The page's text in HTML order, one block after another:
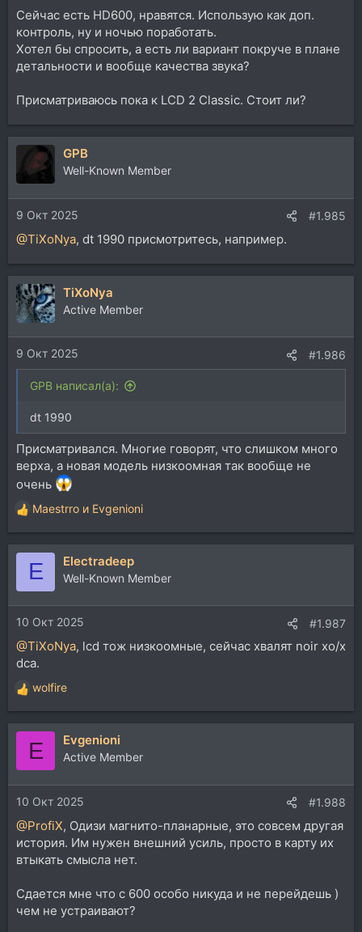
Сейчас есть HD600, нравятся. Использую как доп.
контроль, ну и ночью поработать.
Хотел бы спросить, а есть ли вариант покруче в плане
детальности и вообще качества звука?
Присматриваюсь пока к LCD 2 Classic. Стоит ли?
GPB
Well-Known Member
9 Окт 2025 #1.985
@TiXoNya, dt 1990 присмотритесь, например.
TiXoNya
Active Member
9 Окт 2025 #1.986
GPB написал(а):
dt 1990
Присматривался. Многие говорят, что слишком много
верха, а новая модель низкоомная так вообще не
очень
Р
е
а
и
и
:
Maestrro и Evgenioni
E Electradeep
Well-Known Member
10 Окт 2025 #1.987
@TiXoNya, lcd тож низкоомные, сейчас хвалят noir xo/x
dca.
Р
е
а
и
и
:
wolfire
E Evgenioni
Active Member
10 Окт 2025 #1.988
@ProfiX, Одизи магнито-планарные, это совсем другая
история. Им нужен внешний усиль, просто в карту их
втыкать смысла нет.
Сдается мне что с 600 особо никуда и не перейдешь )
чем не устраивают?